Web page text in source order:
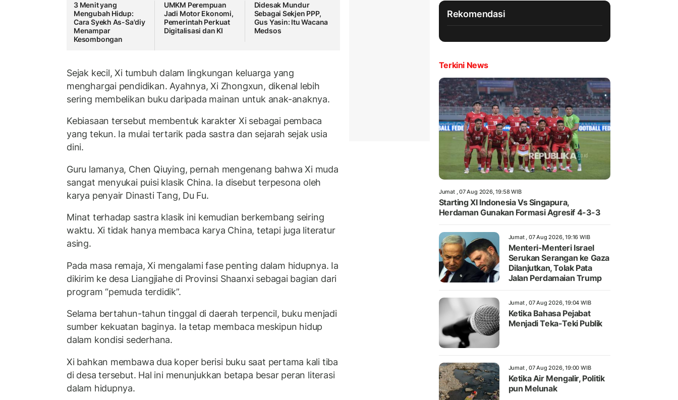
3 Menit yang
Mengubah Hidup:
Cara Syekh As-Sa'diy
Menampar
Kesombongan
UMKM Perempuan
Jadi Motor Ekonomi,
Pemerintah Perkuat
Digitalisasi dan KI
Didesak Mundur
Sebagai Sekjen PPP,
Gus Yasin: Itu Wacana
Medsos
Sejak kecil, Xi tumbuh dalam lingkungan keluarga yang
menghargai pendidikan. Ayahnya, Xi Zhongxun, dikenal lebih
sering membelikan buku daripada mainan untuk anak-anaknya.
Kebiasaan tersebut membentuk karakter Xi sebagai pembaca
yang tekun. Ia mulai tertarik pada sastra dan sejarah sejak usia
dini.
Guru lamanya, Chen Qiuying, pernah mengenang bahwa Xi muda
sangat menyukai puisi klasik China. Ia disebut terpesona oleh
karya penyair Dinasti Tang, Du Fu.
Minat terhadap sastra klasik ini kemudian berkembang seiring
waktu. Xi tidak hanya membaca karya China, tetapi juga literatur
asing.
Pada masa remaja, Xi mengalami fase penting dalam hidupnya. Ia
dikirim ke desa Liangjiahe di Provinsi Shaanxi sebagai bagian dari
program “pemuda terdidik”.
Selama bertahun-tahun tinggal di daerah terpencil, buku menjadi
sumber kekuatan baginya. Ia tetap membaca meskipun hidup
dalam kondisi sederhana.
Xi bahkan membawa dua koper berisi buku saat pertama kali tiba
di desa tersebut. Hal ini menunjukkan betapa besar peran literasi
dalam hidupnya.
Rekomendasi
Terkini News
Jumat , 07 Aug 2026, 19:58 WIB
Starting XI Indonesia Vs Singapura,
Herdaman Gunakan Formasi Agresif 4-3-3
Jumat , 07 Aug 2026, 19:16 WIB
Menteri-Menteri Israel
Serukan Serangan ke Gaza
Dilanjutkan, Tolak Pata
Jalan Perdamaian Trump
Jumat , 07 Aug 2026, 19:04 WIB
Ketika Bahasa Pejabat
Menjadi Teka-Teki Publik
Jumat , 07 Aug 2026, 19:00 WIB
Ketika Air Mengalir, Politik
pun Melunak